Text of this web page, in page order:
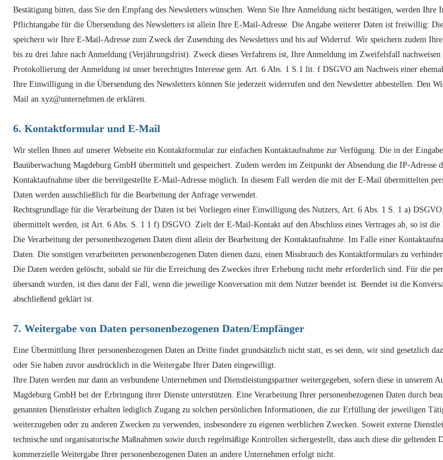
Bestätigung bitten, dass Sie den Empfang des Newsletters wünschen. Wenn Sie Ihre Anmeldung nicht bestätigen, werden Ihre
Pflichtangabe für die Übersendung des Newsletters ist allein Ihre E-Mail-Adresse. Die Angabe weiterer Daten ist freiwillig:
speichern wir Ihre E-Mail-Adresse zum Zweck der Zusendung des Newsletters und bis auf Widerruf. Wir speichern zudem
bis zu drei Jahre nach Anmeldung (Verjährungsfrist). Zweck dieses Verfahrens ist, Ihre Anmeldung im Zweifelsfall
Protokollierung der Anmeldung ist unser berechtigtes Interesse gem. Art. 6 Abs. 1 S.1 lit. f DSGVO am Nachweis einer
Ihre Einwilligung in die Übersendung des Newsletters können Sie jederzeit widerrufen und den Newsletter abbestellen.
Mail an xyz@unternehmen.de erklären.
6. Kontaktformular und E-Mail
Wir stellen Ihnen auf unserer Webseite ein Kontaktformular zur einfachen Kontaktaufnahme zur Verfügung. Die in der
Bauüberwachung Magdeburg GmbH übermittelt und gespeichert. Zudem werden im Zeitpunkt der Absendung die IP-
Kontaktaufnahme über die bereitgestellte E-Mail-Adresse möglich. In diesem Fall werden die mit der E-Mail übermittelten
Daten werden ausschließlich für die Bearbeitung der Anfrage verwendet.
Rechtsgrundlage für die Verarbeitung der Daten ist bei Vorliegen einer Einwilligung des Nutzers, Art. 6 Abs. 1 S. 1 a)
übermittelt werden, ist Art. 6 Abs. S. 1 1 f) DSGVO. Zielt der E-Mail-Kontakt auf den Abschluss eines Vertrages ab, so ist
Die Verarbeitung der personenbezogenen Daten dient allein der Bearbeitung der Kontaktaufnahme. Im Falle einer
Daten. Die sonstigen verarbeiteten personenbezogenen Daten dienen dazu, einen Missbrauch des Kontaktformulars zu
Die Daten werden gelöscht, sobald sie für die Erreichung des Zweckes ihrer Erhebung nicht mehr erforderlich sind. Für die
übersandt wurden, ist dies dann der Fall, wenn die jeweilige Konversation mit dem Nutzer beendet ist. Beendet ist die
abschließend geklärt ist.
7. Weitergabe von Daten personenbezogenen Daten/Empfänger
Eine Übermittlung Ihrer personenbezogenen Daten an Dritte findet grundsätzlich nicht statt, es sei denn, wir sind gesetzlich
oder Sie haben zuvor ausdrücklich in die Weitergabe Ihrer Daten eingewilligt.
Ihre Daten werden nur dann an verbundene Unternehmen und Dienstleistungspartner weitergegeben, sofern diese in
Magdeburg GmbH bei der Erbringung ihrer Dienste unterstützen. Eine Verarbeitung Ihrer personenbezogenen Daten durch
genannten Dienstleister erhalten lediglich Zugang zu solchen persönlichen Informationen, die zur Erfüllung der jeweiligen
weiterzugeben oder zu anderen Zwecken zu verwenden, insbesondere zu eigenen werblichen Zwecken. Soweit externe
technische und organisatorische Maßnahmen sowie durch regelmäßige Kontrollen sichergestellt, dass auch diese die
kommerzielle Weitergabe Ihrer personenbezogenen Daten an andere Unternehmen erfolgt nicht.